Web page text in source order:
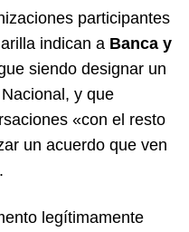
participantes
indican a Banca y
siendo designar un
y que
«con el resto
un acuerdo que ven
legítimamente